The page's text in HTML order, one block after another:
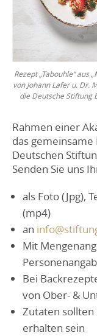
Rezept „Tabouhle“ aus
von Johann Lafer u. Dr.
die Deutsche Stiftung
Rahmen einer
das
Deutschen
Senden Sie uns
als Foto (Jpg),
(mp4)
an
Mit
Bei
von Ober- &
Zutaten
erhalten sein